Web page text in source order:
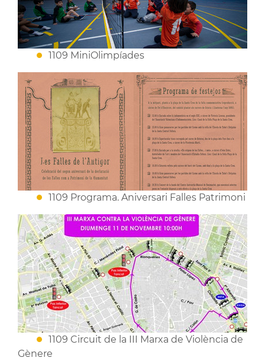
1109 MiniOlimpíades
1109 Programa. Aniversari Falles Patrimoni
1109 Circuit de la III Marxa de Violència de
Gènere